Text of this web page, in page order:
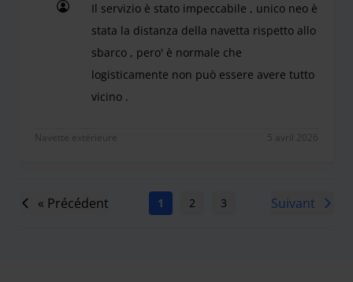
Il servizio è stato impeccabile , unico neo è
stata la distanza della navetta rispetto allo
sbarco , pero' è normale che
logisticamente non può essere avere tutto
vicino .
Navette extérieure 5 avril 2026
« Précédent 1 2 3 5
Suivant